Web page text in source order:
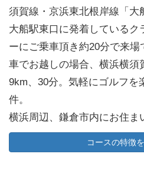
須賀線・京浜東北根岸線「大
大船駅東口に発着しているク
ーにご乗車頂き約20分で来場
車でお越しの場合、横浜横須
9km、30分。気軽にゴルフを
件。
横浜周辺、鎌倉市内にお住ま
ちろん、都心から近くアクセ
ン。
コースの特徴